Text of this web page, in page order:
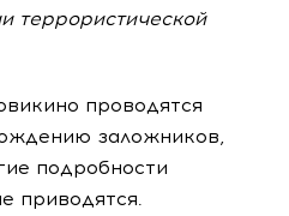
террористической
проводятся
заложников,
подробности
приводятся.